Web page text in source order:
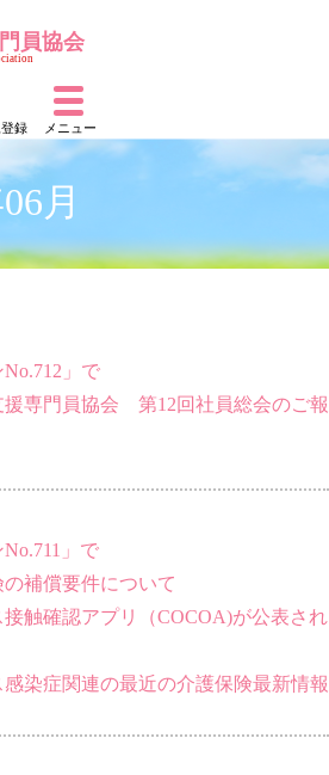
員協会
録 メニュー
月
」で
援専門員協会 第12回社員総会のご報
」で
補償要件について
触確認アプリ（COCOA)が公表され
染症関連の最近の介護保険最新情報